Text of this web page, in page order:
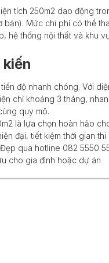
tích 250m2 dao động
bản). Mức chi phí có thể
hệ thống nội thất và khu
độ nhanh chóng. Với
chỉ khoảng 3 tháng,
quy mô.
là lựa chọn hoàn hảo
đại, tiết kiệm thời gian thi
qua hotline 082 5550
cho gia đình hoặc dự án